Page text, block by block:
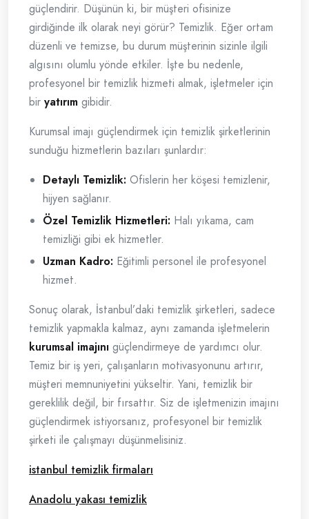
güçlendirir. Düşünün ki, bir müşteri ofisinize
girdiğinde ilk olarak neyi görür? Temizlik. Eğer ortam
düzenli ve temizse, bu durum müşterinin sizinle ilgili
algısını olumlu yönde etkiler. İşte bu nedenle,
profesyonel bir temizlik hizmeti almak, işletmeler için
bir yatırım gibidir.
Kurumsal imajı güçlendirmek için temizlik şirketlerinin
sunduğu hizmetlerin bazıları şunlardır:
Detaylı Temizlik: Ofislerin her köşesi temizlenir,
hijyen sağlanır.
Özel Temizlik Hizmetleri: Halı yıkama, cam
temizliği gibi ek hizmetler.
Uzman Kadro: Eğitimli personel ile profesyonel
hizmet.
Sonuç olarak, İstanbul’daki temizlik şirketleri, sadece
temizlik yapmakla kalmaz, aynı zamanda işletmelerin
kurumsal imajını güçlendirmeye de yardımcı olur.
Temiz bir iş yeri, çalışanların motivasyonunu artırır,
müşteri memnuniyetini yükseltir. Yani, temizlik bir
gereklilik değil, bir fırsattır. Siz de işletmenizin imajını
güçlendirmek istiyorsanız, profesyonel bir temizlik
şirketi ile çalışmayı düşünmelisiniz.
istanbul temizlik firmaları
Anadolu yakası temizlik